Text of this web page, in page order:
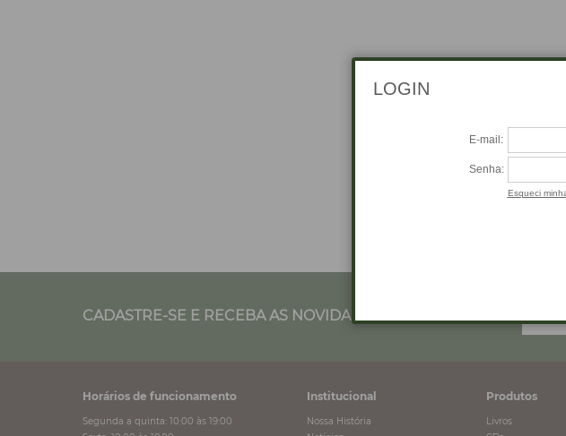
CADASTRE-SE E RECEBA AS NOVIDADES NO SEU E-MAIL
Horários de funcionamento
Segunda a quinta: 10:00 às 19:00
Institucional
Nossa História
Produtos
Livros